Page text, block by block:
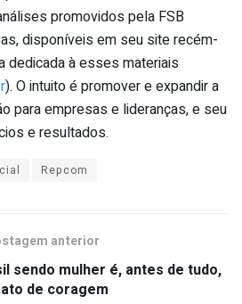
promovidos pela FSB
disponíveis em seu site recém-
dedicada à esses materiais
). O intuito é promover e expandir a
para empresas e lideranças, e seu
e resultados.
Repcom
anterior
sendo mulher é, antes de tudo,
de coragem